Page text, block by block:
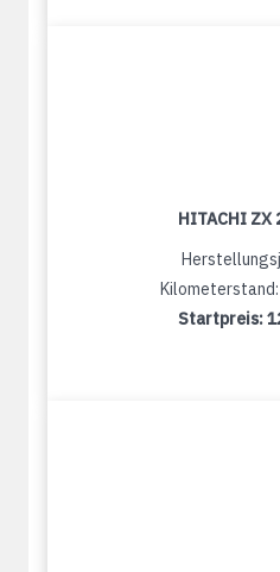
HITACHI ZX
Startpreis: